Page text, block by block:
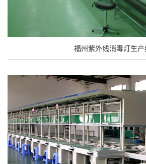
福州紫外线消毒灯生产